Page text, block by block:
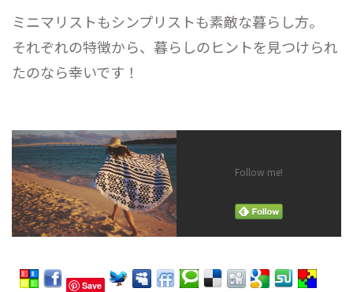
ミニマリストもシンプリストも素敵な暮らし方。
それぞれの特徴から、暮らしのヒントを見つけられ
たのなら幸いです！
Follow me!
Save